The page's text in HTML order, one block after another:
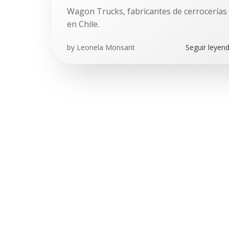
Wagon Trucks, fabricantes de cerrocerías
en Chile.
by Leonela Monsant Seguir